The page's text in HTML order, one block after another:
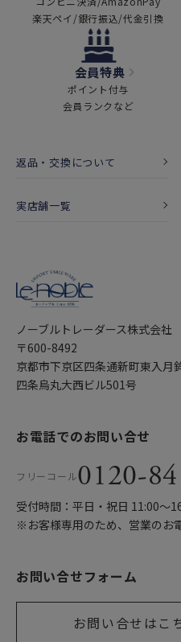
楽天ペイ/銀行振込/代金引換
会員特典
ポイント付与
会員ランクなど
返品・交換について
実店舗一覧
ノーブルトレーダース株式会社
〒600-8492
京都市下京区四条通新町東入月
四条烏丸大西ビル501号
お電話でのお問い合せ
フリーコール0120-
受付時間：平日・祝日 11:00〜
※お客様専用のため、営業のお
お問い合せフォーム
お問い合せはこ